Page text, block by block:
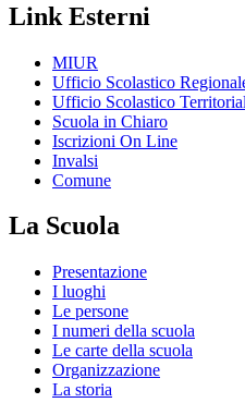
Link Esterni
MIUR
Ufficio Scolastico
Ufficio Scolastico
Scuola in Chiaro
Iscrizioni On Line
Invalsi
Comune
La Scuola
Presentazione
I luoghi
Le persone
I numeri della scuola
Le carte della scuola
Organizzazione
La storia